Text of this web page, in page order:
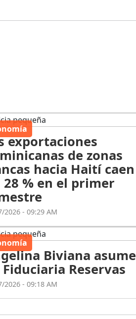
exportaciones
de zonas
hacia Haití caen
28 % en el primer
2026 - 09:29 AM
Biviana asume
Reservas
2026 - 09:18 AM